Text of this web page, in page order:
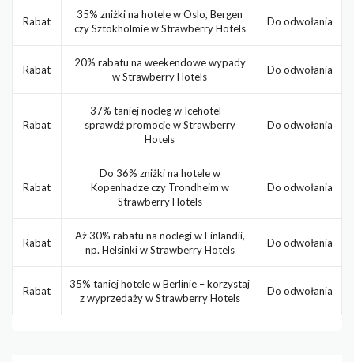
Rabat
35% zniżki na hotele w Oslo, Bergen
czy Sztokholmie w Strawberry Hotels
Do odwołania
Rabat
20% rabatu na weekendowe wypady
w Strawberry Hotels
Do odwołania
Rabat
37% taniej nocleg w Icehotel –
sprawdź promocję w Strawberry
Hotels
Do odwołania
Rabat
Do 36% zniżki na hotele w
Kopenhadze czy Trondheim w
Strawberry Hotels
Do odwołania
Rabat
Aż 30% rabatu na noclegi w Finlandii,
np. Helsinki w Strawberry Hotels
Do odwołania
Rabat
35% taniej hotele w Berlinie – korzystaj
z wyprzedaży w Strawberry Hotels
Do odwołania